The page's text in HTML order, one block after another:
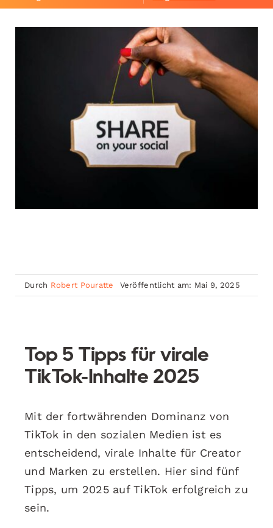
Durch Robert Pouratte Veröffentlicht am: Mai 9, 2025
Top 5 Tipps für virale
TikTok-Inhalte 2025
Mit der fortwährenden Dominanz von
TikTok in den sozialen Medien ist es
entscheidend, virale Inhalte für Creator
und Marken zu erstellen. Hier sind fünf
Tipps, um 2025 auf TikTok erfolgreich zu
sein.